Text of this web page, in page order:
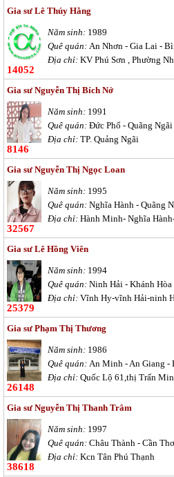
Gia sư Lê Thúy Hằng
14052
Năm sinh: 1989
Quê quán: An Nhơn - Gia Lai -
Địa chỉ: KV Phú Sơn , Phường
Gia sư Nguyễn Thị Bích Nở
8146
Năm sinh: 1991
Quê quán: Đức Phổ - Quãng Ngãi
Địa chỉ: TP. Quảng Ngãi
Gia sư Nguyễn Thị Ngọc Loan
32567
Năm sinh: 1995
Quê quán: Nghĩa Hành - Quãng
Địa chỉ: Hành Minh- Nghĩa
Gia sư Lê Hồng Viên
25379
Năm sinh: 1994
Quê quán: Ninh Hải - Khánh
Địa chỉ: Vĩnh Hy-vĩnh Hải-ninh
Gia sư Phạm Thị Thương
26148
Năm sinh: 1986
Quê quán: An Minh - An Giang -
Địa chỉ: Quốc Lộ 61,thị Trấn
Gia sư Nguyễn Thị Thanh Trâm
38618
Năm sinh: 1997
Quê quán: Châu Thành - Cần
Địa chỉ: Kcn Tân Phú Thạnh